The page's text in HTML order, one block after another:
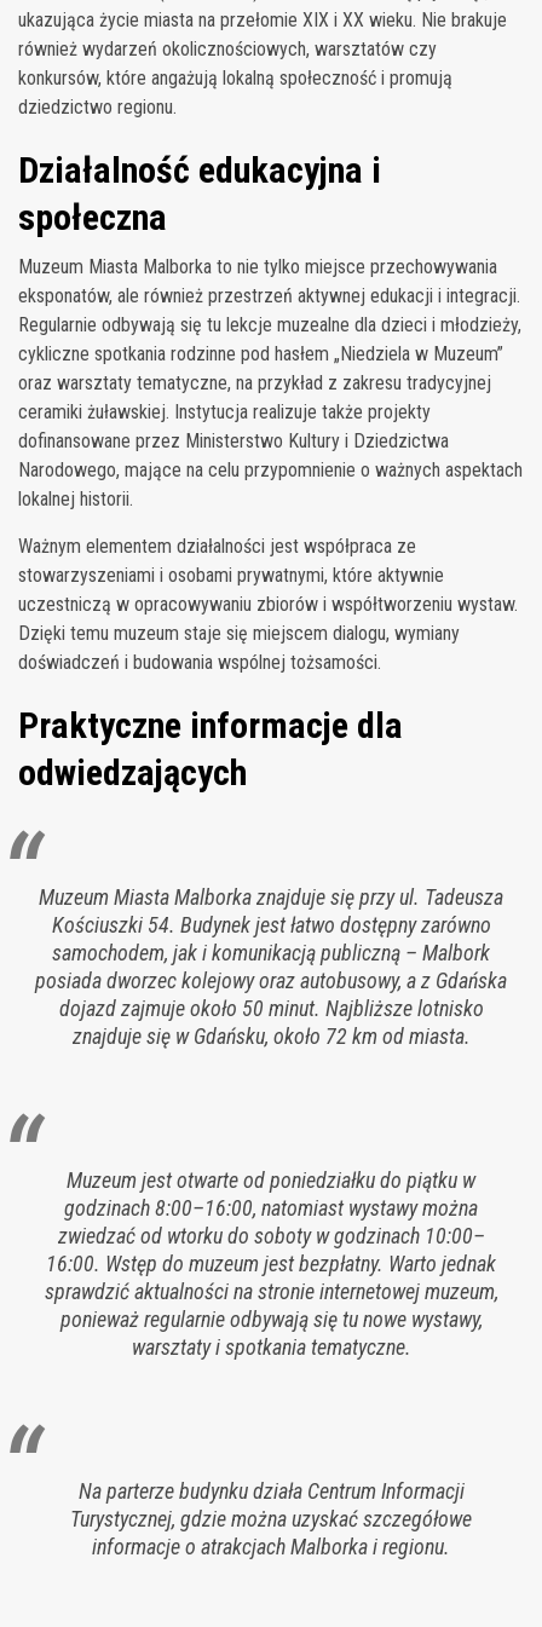
ukazująca życie miasta na przełomie XIX i XX wieku. Nie brakuje
również wydarzeń okolicznościowych, warsztatów czy
konkursów, które angażują lokalną społeczność i promują
dziedzictwo regionu.
Działalność edukacyjna i
społeczna
Muzeum Miasta Malborka to nie tylko miejsce przechowywania
eksponatów, ale również przestrzeń aktywnej edukacji i integracji.
Regularnie odbywają się tu lekcje muzealne dla dzieci i młodzieży,
cykliczne spotkania rodzinne pod hasłem „Niedziela w Muzeum”
oraz warsztaty tematyczne, na przykład z zakresu tradycyjnej
ceramiki żuławskiej. Instytucja realizuje także projekty
dofinansowane przez Ministerstwo Kultury i Dziedzictwa
Narodowego, mające na celu przypomnienie o ważnych aspektach
lokalnej historii.
Ważnym elementem działalności jest współpraca ze
stowarzyszeniami i osobami prywatnymi, które aktywnie
uczestniczą w opracowywaniu zbiorów i współtworzeniu wystaw.
Dzięki temu muzeum staje się miejscem dialogu, wymiany
doświadczeń i budowania wspólnej tożsamości.
Praktyczne informacje dla
odwiedzających
Muzeum Miasta Malborka znajduje się przy ul. Tadeusza
Kościuszki 54. Budynek jest łatwo dostępny zarówno
samochodem, jak i komunikacją publiczną – Malbork
posiada dworzec kolejowy oraz autobusowy, a z Gdańska
dojazd zajmuje około 50 minut. Najbliższe lotnisko
znajduje się w Gdańsku, około 72 km od miasta.
Muzeum jest otwarte od poniedziałku do piątku w
godzinach 8:00–16:00, natomiast wystawy można
zwiedzać od wtorku do soboty w godzinach 10:00–
16:00. Wstęp do muzeum jest bezpłatny. Warto jednak
sprawdzić aktualności na stronie internetowej muzeum,
ponieważ regularnie odbywają się tu nowe wystawy,
warsztaty i spotkania tematyczne.
Na parterze budynku działa Centrum Informacji
Turystycznej, gdzie można uzyskać szczegółowe
informacje o atrakcjach Malborka i regionu.